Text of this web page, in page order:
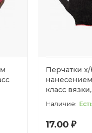
Перчатки
класс
17.00 ₽